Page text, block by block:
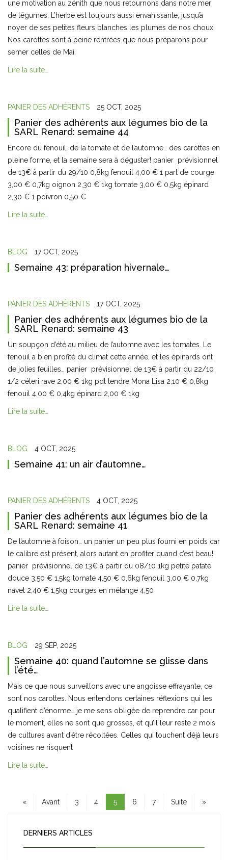
une motivation au zénith que nous retournons dans notre mer
de légumes. L’herbe est toujours aussi envahissante, jusqu’à
noyer de ses petites fleurs blanches les plumes de nos choux.
Nos carottes sont à peine rentrées que nous préparons pour
semer celles de Mai.
Lire la suite…
PANIER DES ADHÉRENTS 25 OCT, 2025
Panier des adhérents aux légumes bio de la
SARL Renard: semaine 44
Encore du fenouil, de la tomate et de l’automne… des carottes en
pleine forme, et la semaine sera à déguster! panier prévisionnel
de 13€ à partir du 29/10 0,8kg fenouil 4,00 € 1 part de courge
3,00 € 0,7kg oignon 2,30 € 1kg tomate 3,00 € 0,5kg épinard
2,30 € 1 poivron 0,50 €
Lire la suite…
BLOG 17 OCT, 2025
Semaine 43: préparation hivernale…
PANIER DES ADHÉRENTS 17 OCT, 2025
Panier des adhérents aux légumes bio de la
SARL Renard: semaine 43
Un soupçon d’été au milieu de l’automne avec les tomates. Le
fenouil a bien profité du climat cette année, et les épinards ont
de jolies feuilles… panier prévisionnel de 13€ à partir du 22/10
1/2 céleri rave 2,00 € 1kg pdt tendre Mona Lisa 2,10 € 0,8kg
fenouil 4,00 € 0,4kg épinard 2,00 € 1kg
Lire la suite…
BLOG 4 OCT, 2025
Semaine 41: un air d’automne…
PANIER DES ADHÉRENTS 4 OCT, 2025
Panier des adhérents aux légumes bio de la
SARL Renard: semaine 41
De l’automne à foison… un panier un peu plus fourni en poids car
le calibre est présent, alors autant en profiter quand c’est beau!
panier prévisionnel de 13€ à partir du 08/10 1kg petite patate
douce 3,50 € 1,5kg tomate 4,50 € 0,6kg fenouil 3,00 € 0,7kg
navet 2,40 € 1,5kg courges en mélange 4,50
Lire la suite…
BLOG 29 SEP, 2025
Semaine 40: quand l’automne se glisse dans
l’été…
Mais ce que nous surveillons avec une angoisse effrayante, ce
sont nos carottes. Nous entendons certaines réflexions qui les
qualifient d’énorme… je me sens obligée de reprendre car pour
le moment, elles ne sont que grosses, et qu’il leur reste 2 mois
de cultures avant d’être récoltées. Celles qui touchent déjà leurs
voisines ne risquent
Lire la suite…
« Avant 3 4 5 6 7 Suite »
DERNIERS ARTICLES